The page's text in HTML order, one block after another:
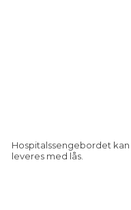
Hospitalssengebordet kan
leveres med lås.